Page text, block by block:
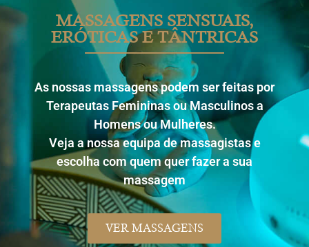
MASSAGENS SENSUAIS,
ERÓTICAS E TÂNTRICAS
As nossas massagens podem ser feitas por
Terapeutas Femininas ou Masculinos a
Homens ou Mulheres.
Veja a nossa equipa de massagistas e
escolha com quem quer fazer a sua
massagem
VER MASSAGENS